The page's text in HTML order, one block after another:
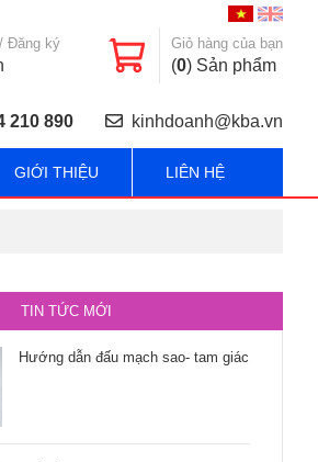
/ Đăng ký Giỏ hàng của bạn
(0) Sản phẩm
210 890 kinhdoanh@kba.vn
GIỚI THIỆU LIÊN HỆ
TIN TỨC MỚI
Hướng dẫn đấu mạch sao- tam giác